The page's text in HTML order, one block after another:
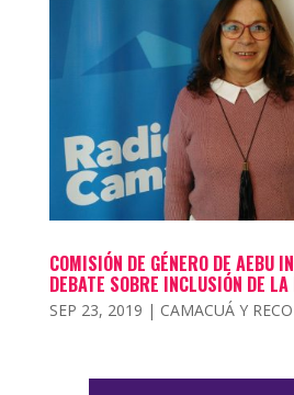
COMISIÓN DE GÉNERO DE AEBU
DEBATE SOBRE INCLUSIÓN DE
SEP 23, 2019 | CAMACUÁ Y